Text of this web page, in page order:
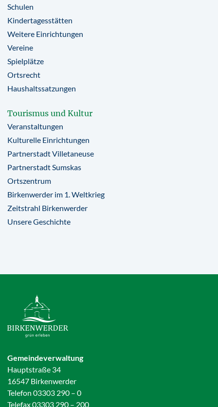
Schulen
Kindertagesstätten
Weitere Einrichtungen
Vereine
Spielplätze
Ortsrecht
Haushaltssatzungen
Tourismus und Kultur
Veranstaltungen
Kulturelle Einrichtungen
Partnerstadt Villetaneuse
Partnerstadt Sumskas
Ortszentrum
Birkenwerder im 1. Weltkrieg
Zeitstrahl Birkenwerder
Unsere Geschichte
Gemeindeverwaltung
Hauptstraße 34
16547 Birkenwerder
Telefon 03303 290 – 0
Telefax 03303 290 – 200